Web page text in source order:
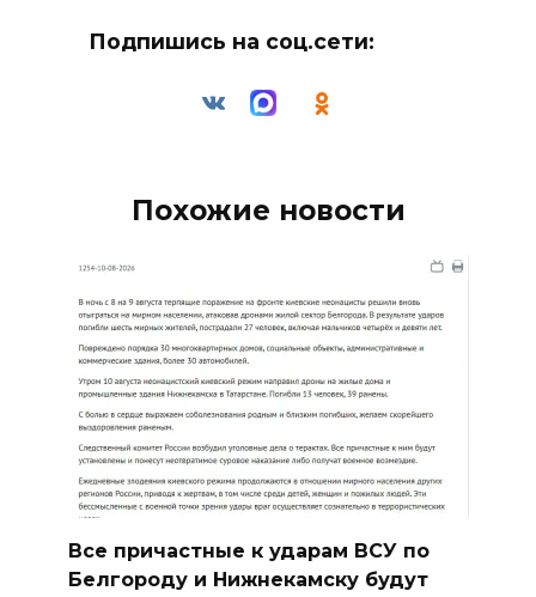
Подпишись на соц.сети:
Похожие новости
Все причастные к ударам ВСУ по
Белгороду и Нижнекамску будут